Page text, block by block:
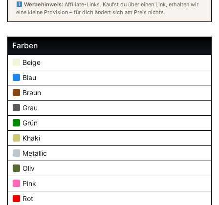
Werbehinweis:Affiliate-Links. Kaufst du über einen Link, erhalten wir
eine kleine Provision – für dich ändert sich am Preis nichts.
Farben
Beige
Blau
Braun
Grau
Grün
Khaki
Metallic
Oliv
Pink
Rot